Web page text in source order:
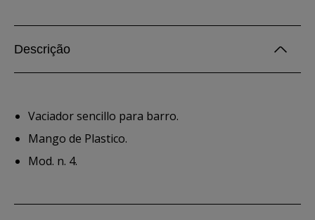
Descrição
Vaciador sencillo para barro.
Mango de Plastico.
Mod. n. 4.